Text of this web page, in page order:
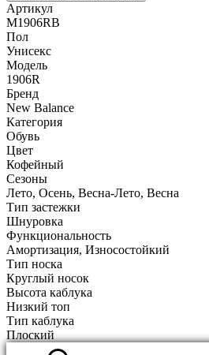
Артикул
M1906RB
Пол
Унисекс
Модель
1906R
Бренд
New Balance
Категория
Обувь
Цвет
Кофейный
Сезоны
Лето, Осень, Весна-Лето, Весна
Тип застежки
Шнуровка
Функциональность
Амортизация, Износостойкий
Тип носка
Круглый носок
Высота каблука
Низкий топ
Тип каблука
Плоский